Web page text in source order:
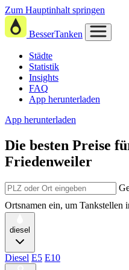
Zum Hauptinhalt springen
BesserTanken
Städte
Statistik
Insights
FAQ
App herunterladen
App herunterladen
Die besten Preise
Friedenweiler
Ortsnamen ein, um Tankstellen
diesel
Diesel E5 E10